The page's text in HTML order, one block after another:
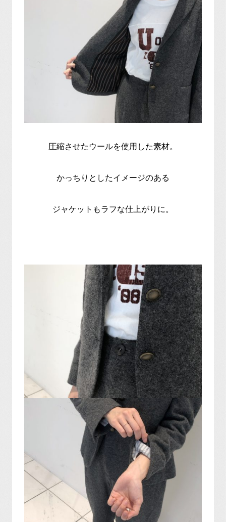
圧縮させたウールを使用した素材。
かっちりとしたイメージのある
ジャケットもラフな仕上がりに。